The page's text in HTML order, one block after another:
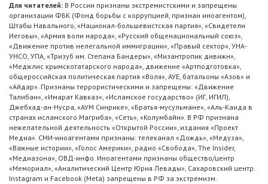
Для читателей: В России признаны экстремистскими и запрещены
организации ФБК (Фонд борьбы с коррупцией, признан иноагентом),
Штабы Навального, «Национал-большевистская партия», «Свидетели
Иеговы», «Армия воли народа», «Русский общенациональный союз»,
«Движение против нелегальной иммиграции», «Правый сектор», УНА-
УНСО, УПА, «Тризуб им. Степана Бандеры», «Мизантропик дивижн»,
«Меджлис крымскотатарского народа», движение «Артподготовка»,
общероссийская политическая партия «Воля», АУЕ, батальоны «Азов» и
«Айдар». Признаны террористическими и запрещены: «Движение
Талибан», «Имарат Кавказ», «Исламское государство» (ИГ, ИГИЛ),
Джебхад-ан-Нусра, «АУМ Синрике», «Братья-мусульмане», «Аль-Каида в
странах исламского Магриба», «Сеть», «Колумбайн». В РФ признана
нежелательной деятельность «Открытой России», издания «Проект
Медиа». СМИ-иноагентами признаны: телеканал «Дождь», «Медуза»,
«Важные истории», «Голос Америки», радио «Свобода», The Insider,
«Медиазона», ОВД-инфо. Иноагентами признаны общество/центр
«Мемориал», «Аналитический Центр Юрия Левады», Сахаровский центр.
Instagram и Facebook (Metа) запрещены в РФ за экстремизм.